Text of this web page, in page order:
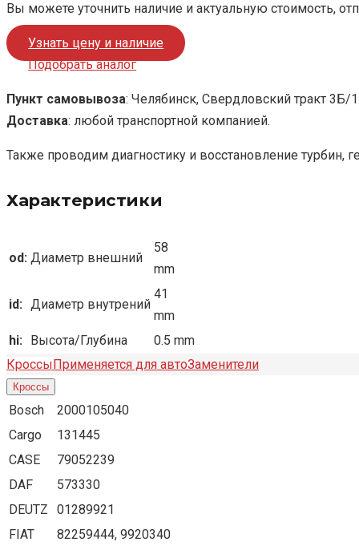
Вы можете уточнить наличие и актуальную стоимость,
Узнать цену и наличие
Подобрать аналог
Пункт самовывоза: Челябинск, Свердловский тракт 3Б/1
Доставка: любой транспортной компанией.
Также проводим диагностику и восстановление турбин,
Характеристики
od: Диаметр внешний
58
mm
id: Диаметр внутрений
41
mm
hi: Высота/Глубина
0.5 mm
КроссыПрименяется для автоЗаменители
Кроссы
Bosch
2000105040
Cargo
131445
CASE
79052239
DAF
573330
DEUTZ
01289921
FIAT
82259444, 9920340